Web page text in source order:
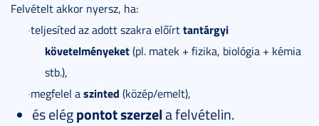
Felvételt akkor nyersz, ha:
·teljesíted az adott szakra előírttantárgyi
követelményeket(pl. matek + fizika, biológia + kémia
stb.),
·megfelel aszinted (közép/emelt),
és elégpontot szerzela felvételin.